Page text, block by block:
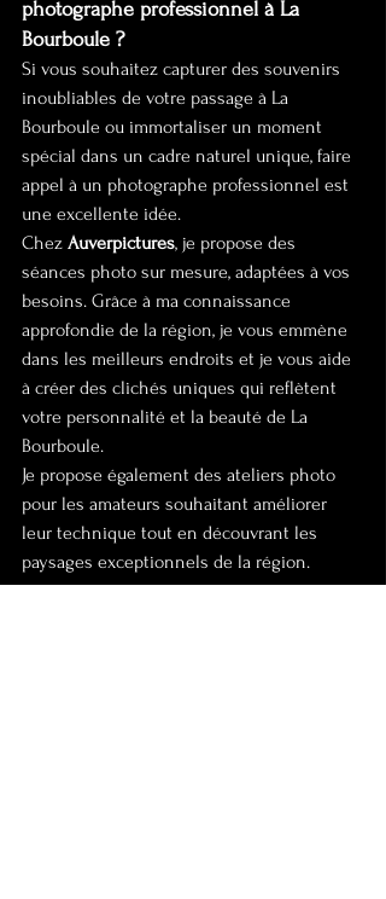
photographe professionnel à La
Bourboule ?
Si vous souhaitez capturer des souvenirs
inoubliables de votre passage à La
Bourboule ou immortaliser un moment
spécial dans un cadre naturel unique, faire
appel à un photographe professionnel est
une excellente idée.
Chez Auverpictures, je propose des
séances photo sur mesure, adaptées à vos
besoins. Grâce à ma connaissance
approfondie de la région, je vous emmène
dans les meilleurs endroits et je vous aide
à créer des clichés uniques qui reflètent
votre personnalité et la beauté de La
Bourboule.
Je propose également des ateliers photo
pour les amateurs souhaitant améliorer
leur technique tout en découvrant les
paysages exceptionnels de la région.